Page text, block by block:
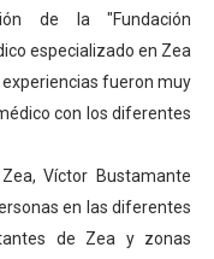
de la "Fundación
especializado en Zea
fueron muy
con los diferentes
Víctor Bustamante
en las diferentes
de Zea y zonas